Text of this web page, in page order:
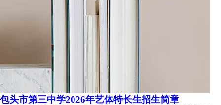
包头市第三中学2026年艺体特长生招生简章